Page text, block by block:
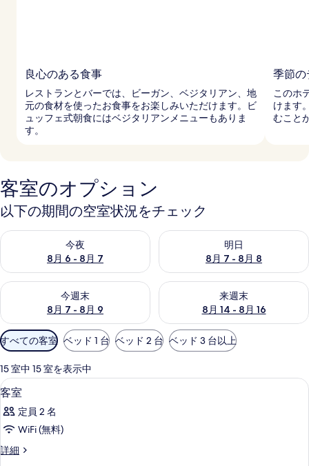
良心のある食事
レストランとバーでは、ビーガン、ベジタリアン、地
元の食材を使ったお食事をお楽しみいただけます。ビ
ュッフェ式朝食にはベジタリアンメニューもありま
す。
季節の
このホ
けます
むこと
客室のオプション
以下の期間の空室状況をチェック
今夜
8月 6 - 8月 7
今夜 8月 6 - 8月 7 の空室状況をチェック
明日
8月 7 - 8月 8
明日 8月 7 - 8月 8 の空室状況
今週末
8月 7 - 8月 9
今週末 8月 7 - 8月 9 の空室状況をチェック
来週末
8月 14 - 8月 16
来週末 8月 14 - 8月 16 の空室
利
用
可
能
な
客
室
の
絞
すべての客室 ベッド 1 台 ベッド 2 台 ベッド 3 台以上
15 室中 15 室を表示中
客
室
の
す
べ
セレクト コンフォート製ベッド、ミ
6
客室
定員 2 名
WiFi (無料)
詳細
客